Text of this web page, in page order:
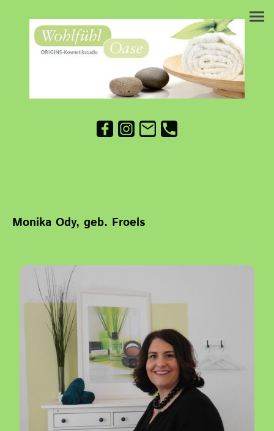
Monika Ody, geb. Froels